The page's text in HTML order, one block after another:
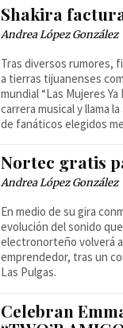
Shakira
Andrea López González
Tras diversos rumores,
a tierras tijuanenses
mundial “Las Mujeres
carrera musical y llama
de fanáticos elegidos
Nortec gratis
Andrea López González
En medio de su gira
evolución del sonido
electronorteño volverá
emprendedor, tras un
Las Pulgas.
Celebran